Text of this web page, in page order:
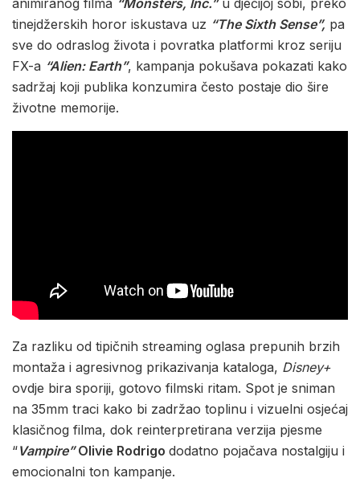
tinejdžerskih horor iskustava uz “The Sixth Sense”, pa
sve do odraslog života i povratka platformi kroz seriju
FX-a “Alien: Earth”, kampanja pokušava pokazati kako
sadržaj koji publika konzumira često postaje dio šire
životne memorije.
Za razliku od tipičnih streaming oglasa prepunih brzih
montaža i agresivnog prikazivanja kataloga, Disney+
ovdje bira sporiji, gotovo filmski ritam. Spot je sniman
na 35mm traci kako bi zadržao toplinu i vizuelni osjećaj
klasičnog filma, dok reinterpretirana verzija pjesme
“Vampire”Olivie Rodrigo dodatno pojačava nostalgiju i
emocionalni ton kampanje.